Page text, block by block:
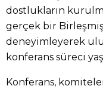
dostlukların
gerçek bir
deneyimleyerek
konferans süreci
Konferans,